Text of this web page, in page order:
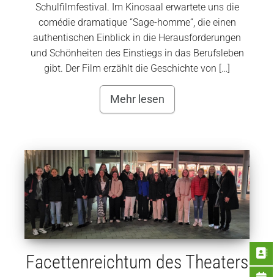
Schulfilmfestival. Im Kinosaal erwartete uns die
comédie dramatique “Sage-homme“, die einen
authentischen Einblick in die Herausforderungen
und Schönheiten des Einstiegs in das Berufsleben
gibt. Der Film erzählt die Geschichte von […]
Mehr lesen
Facettenreichtum des Theaters